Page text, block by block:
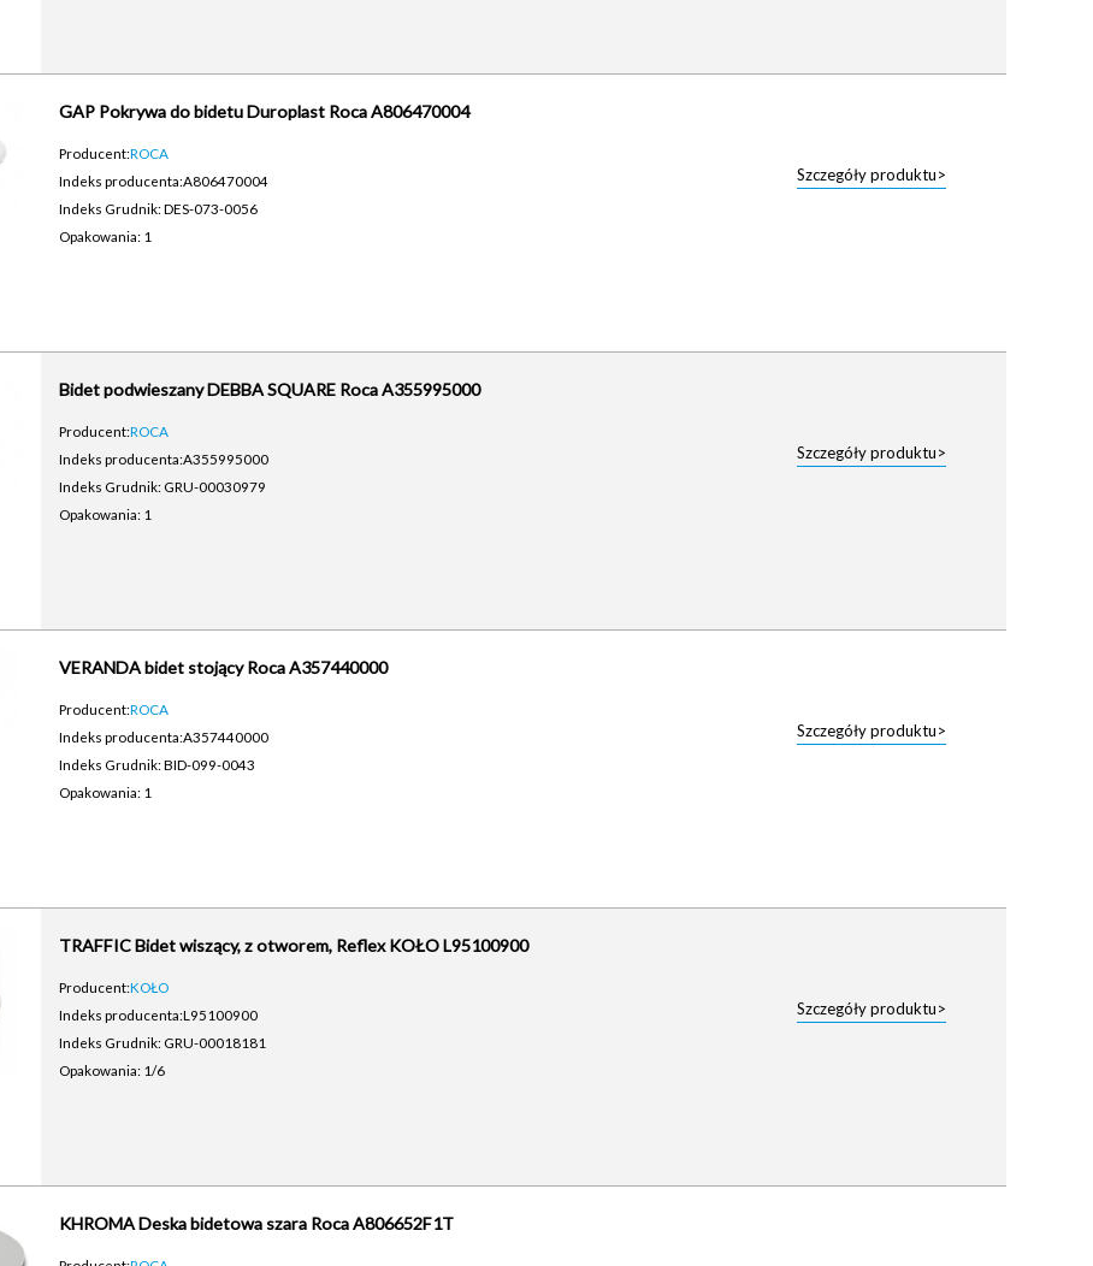
GAP Pokrywa do bidetu Duroplast Roca A806470004
Producent:ROCA
Indeks producenta:A806470004
Indeks Grudnik: DES-073-0056
Opakowania: 1
Szczegóły produktu>
Bidet podwieszany DEBBA SQUARE Roca A355995000
Producent:ROCA
Indeks producenta:A355995000
Indeks Grudnik: GRU-00030979
Opakowania: 1
Szczegóły produktu>
VERANDA bidet stojący Roca A357440000
Producent:ROCA
Indeks producenta:A357440000
Indeks Grudnik: BID-099-0043
Opakowania: 1
Szczegóły produktu>
TRAFFIC Bidet wiszący, z otworem, Reflex KOŁO L95100900
Producent:KOŁO
Indeks producenta:L95100900
Indeks Grudnik: GRU-00018181
Opakowania: 1/6
Szczegóły produktu>
KHROMA Deska bidetowa szara Roca A806652F1T